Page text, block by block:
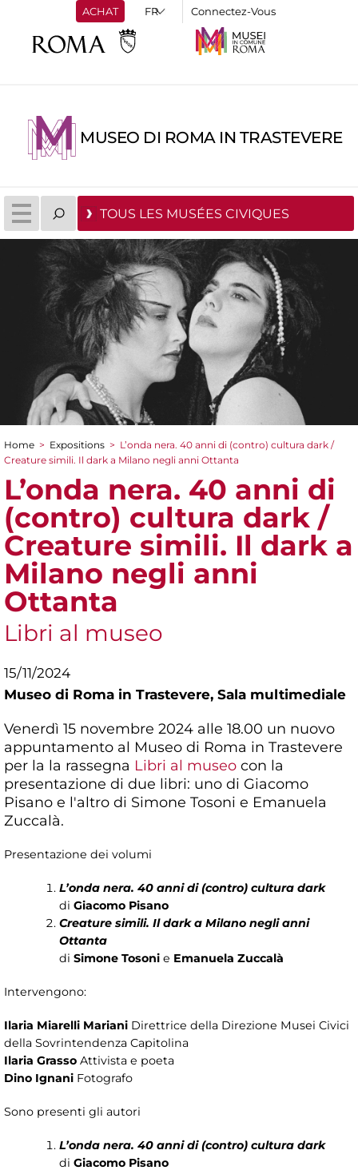
ACHAT Connectez-Vous
MUSEO DI ROMA IN TRASTEVERE
TOUS LES MUSÉES CIVIQUES
You are here
Home > Expositions > L’onda nera. 40 anni di (contro) cultura dark /
Creature simili. Il dark a Milano negli anni Ottanta
L’onda nera. 40 anni di
(contro) cultura dark /
Creature simili. Il dark a
Milano negli anni
Ottanta
Libri al museo
15/11/2024
Museo di Roma in Trastevere, Sala multimediale
Venerdì 15 novembre 2024 alle 18.00 un nuovo
appuntamento al Museo di Roma in Trastevere
per la la rassegna Libri al museo con la
presentazione di due libri: uno di Giacomo
Pisano e l'altro di Simone Tosoni e Emanuela
Zuccalà.
Presentazione dei volumi
L’onda nera. 40 anni di (contro) cultura dark
di Giacomo Pisano
Creature simili. Il dark a Milano negli anni
Ottanta
di Simone Tosoni e Emanuela Zuccalà
Intervengono:
Ilaria Miarelli Mariani Direttrice della Direzione Musei Civici
della Sovrintendenza Capitolina
Ilaria Grasso Attivista e poeta
Dino Ignani Fotografo
Sono presenti gli autori
L’onda nera. 40 anni di (contro) cultura dark
di Giacomo Pisano